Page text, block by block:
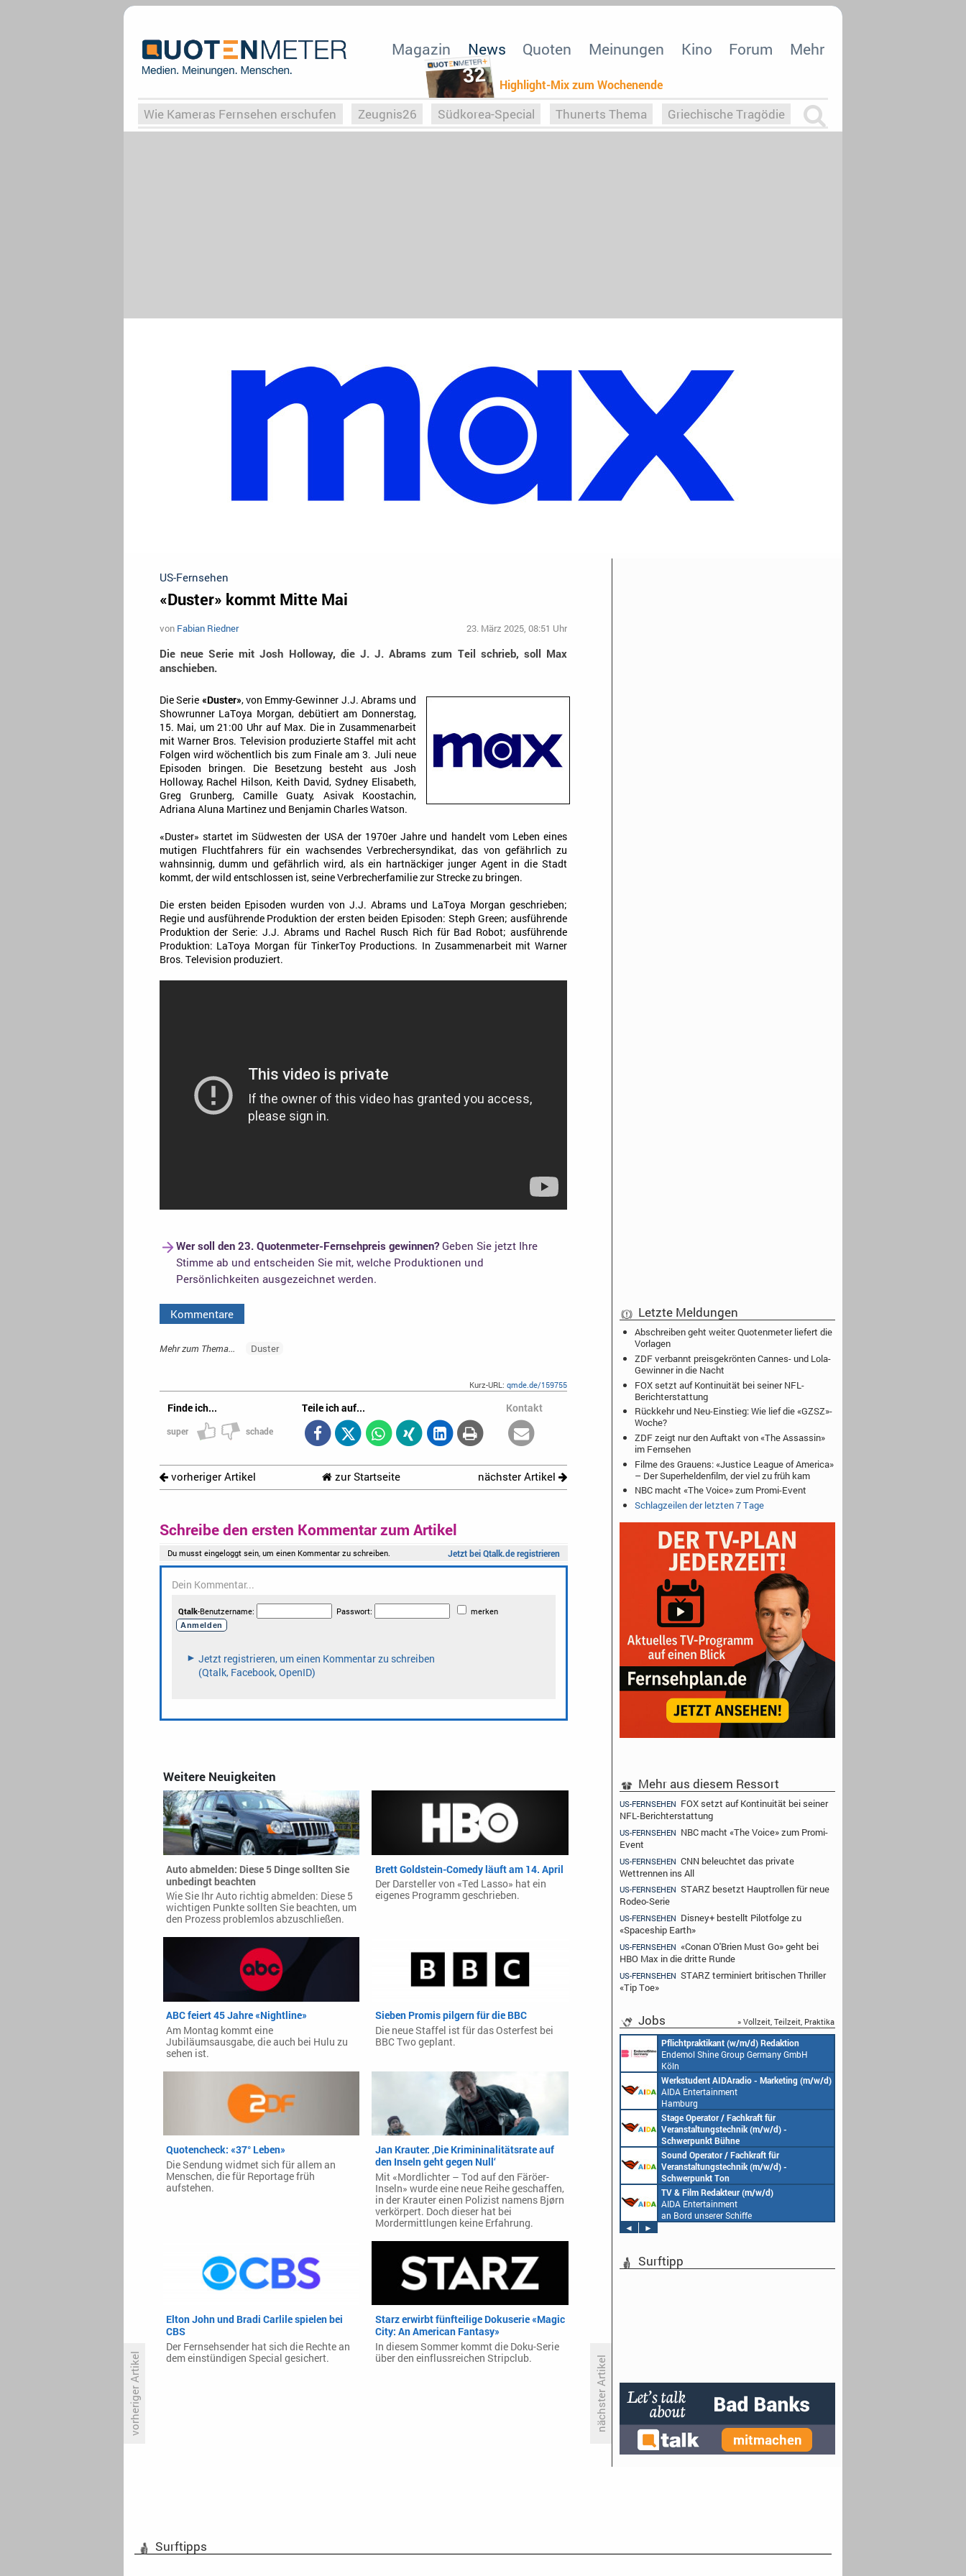
32 Highlight-Mix zum Wochenende
Magazin News Quoten Meinungen Kino Forum Mehr
Wie Kameras Fernsehen erschufen Zeugnis26 Südkorea-Special Thunerts Thema Griechische Tragödie
US-Fernsehen
«Duster» kommt Mitte Mai
von Fabian Riedner 23. März 2025, 08:51 Uhr
Die neue Serie mit Josh Holloway, die J. J. Abrams zum Teil schrieb, soll Max
anschieben.
Die Serie «Duster», von Emmy-Gewinner J.J. Abrams und
Showrunner LaToya Morgan, debütiert am Donnerstag,
15. Mai, um 21:00 Uhr auf Max. Die in Zusammenarbeit
mit Warner Bros. Television produzierte Staffel mit acht
Folgen wird wöchentlich bis zum Finale am 3. Juli neue
Episoden bringen. Die Besetzung besteht aus Josh
Holloway, Rachel Hilson, Keith David, Sydney Elisabeth,
Greg Grunberg, Camille Guaty, Asivak Koostachin,
Adriana Aluna Martinez und Benjamin Charles Watson.
«Duster» startet im Südwesten der USA der 1970er Jahre und handelt vom Leben eines
mutigen Fluchtfahrers für ein wachsendes Verbrechersyndikat, das von gefährlich zu
wahnsinnig, dumm und gefährlich wird, als ein hartnäckiger junger Agent in die Stadt
kommt, der wild entschlossen ist, seine Verbrecherfamilie zur Strecke zu bringen.
Die ersten beiden Episoden wurden von J.J. Abrams und LaToya Morgan geschrieben;
Regie und ausführende Produktion der ersten beiden Episoden: Steph Green; ausführende
Produktion der Serie: J.J. Abrams und Rachel Rusch Rich für Bad Robot; ausführende
Produktion: LaToya Morgan für TinkerToy Productions. In Zusammenarbeit mit Warner
Bros. Television produziert.
Wer soll den 23. Quotenmeter-Fernsehpreis gewinnen?Geben Sie jetzt Ihre
Stimme ab und entscheiden Sie mit, welche Produktionen und
Persönlichkeiten ausgezeichnet werden.
Kommentare
Mehr zum Thema... Duster
Kurz-URL:qmde.de/159755
Finde ich...
super schade
Teile ich auf... Kontakt
vorheriger Artikel zur Startseite nächster Artikel
vorheriger Artikel nächster Artikel
Schreibe den ersten Kommentar zum Artikel
Weitere Neuigkeiten
Auto abmelden: Diese 5 Dinge sollten Sie
unbedingt beachten
Wie Sie Ihr Auto richtig abmelden: Diese 5
wichtigen Punkte sollten Sie beachten, um
den Prozess problemlos abzuschließen.
Brett Goldstein-Comedy läuft am 14. April
Der Darsteller von «Ted Lasso» hat ein
eigenes Programm geschrieben.
ABC feiert 45 Jahre «Nightline»
Am Montag kommt eine
Jubiläumsausgabe, die auch bei Hulu zu
sehen ist.
Sieben Promis pilgern für die BBC
Die neue Staffel ist für das Osterfest bei
BBC Two geplant.
Quotencheck: «37° Leben»
Die Sendung widmet sich für allem an
Menschen, die für Reportage früh
aufstehen.
Jan Krauter: ‚Die Krimininalitätsrate auf
den Inseln geht gegen Null‘
Mit «Mordlichter – Tod auf den Färöer-
Inseln» wurde eine neue Reihe geschaffen,
in der Krauter einen Polizist namens Bjørn
verkörpert. Doch dieser hat bei
Mordermittlungen keine Erfahrung.
Elton John und Bradi Carlile spielen bei
CBS
Der Fernsehsender hat sich die Rechte an
dem einstündigen Special gesichert.
Starz erwirbt fünfteilige Dokuserie «Magic
City: An American Fantasy»
In diesem Sommer kommt die Doku-Serie
über den einflussreichen Stripclub.
Letzte Meldungen
Abschreiben geht weiter: Quotenmeter liefert die
Vorlagen
ZDF verbannt preisgekrönten Cannes- und Lola-
Gewinner in die Nacht
FOX setzt auf Kontinuität bei seiner NFL-
Berichterstattung
Rückkehr und Neu-Einstieg: Wie lief die «GZSZ»-
Woche?
ZDF zeigt nur den Auftakt von «The Assassin»
im Fernsehen
Filme des Grauens: «Justice League of America»
– Der Superheldenfilm, der viel zu früh kam
NBC macht «The Voice» zum Promi-Event
Schlagzeilen der letzten 7 Tage
Mehr aus diesem Ressort
US-FERNSEHEN FOX setzt auf Kontinuität bei seiner
NFL-Berichterstattung
US-FERNSEHEN NBC macht «The Voice» zum Promi-
Event
US-FERNSEHEN CNN beleuchtet das private
Wettrennen ins All
US-FERNSEHEN STARZ besetzt Hauptrollen für neue
Rodeo-Serie
US-FERNSEHEN Disney+ bestellt Pilotfolge zu
«Spaceship Earth»
US-FERNSEHEN «Conan O'Brien Must Go» geht bei
HBO Max in die dritte Runde
US-FERNSEHEN STARZ terminiert britischen Thriller
«Tip Toe»
Jobs » Vollzeit, Teilzeit, Praktika
Pflichtpraktikant (w/m/d) Redaktion
Werkstudent AIDAradio - Marketing (m/w/d)
AIDA Entertainment
Hamburg
Stage Operator / Fachkraft für
Veranstaltungstechnik (m/w/d) -
AIDA Entertainment
an Bord unserer Schiffe
Sound Operator / Fachkraft für
Veranstaltungstechnik (m/w/d) -
Schwerpunkt Ton
AIDA Entertainment
an Bord unserer Schiffe
TV & Film Redakteur (m/w/d)
AIDA Entertainment
an Bord unserer Schiffe
Redakteur (w/m/d) oder Jungredakteur
(w/m/d)
Endemol Shine Group Germany GmbH
Köln
Senior Video Producer/ 1st TV Operator
(m/w/d)
AIDA Entertainment
an Bord unserer Schiffe
Studentische Aushilfe (w/m/d) – YouTube
Endemol Shine Group Germany GmbH
Köln
Redaktionsleitung (w/m/d)
Endemol Shine Group Germany GmbH
Köln
Producer (w/m/d)
Endemol Shine Group Germany GmbH
Köln
◄
►
Surftipp
Surftipps